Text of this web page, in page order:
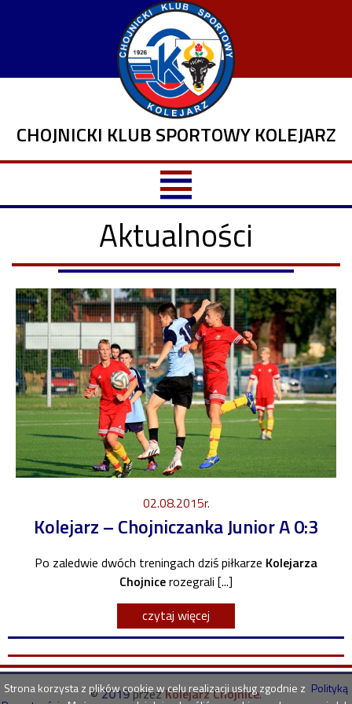
CHOJNICKI KLUB SPORTOWY KOLEJARZ
Aktualności
02.08.2015r.
Kolejarz – Chojniczanka Junior A 0:3
Po zaledwie dwóch treningach dziś piłkarze Kolejarza
Chojnicerozegrali [...]
czytaj więcej
©2019przezKolejarz Chojnice.
Strona korzysta z plików cookie w celu realizacji usług zgodnie z Polityką